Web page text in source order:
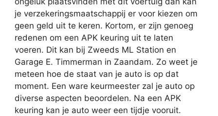
je verzekeringsmaatschappij er voor kiezen om
geen geld uit te keren. Kortom, er zijn genoeg
redenen om een APK keuring uit te laten
voeren. Dit kan bij Zweeds ML Station en
Garage E. Timmerman in Zaandam. Zo weet je
meteen hoe de staat van je auto is op dat
moment. Een ware keurmeester zal je auto op
diverse aspecten beoordelen. Na een APK
keuring kan je auto weer een tijdje vooruit.